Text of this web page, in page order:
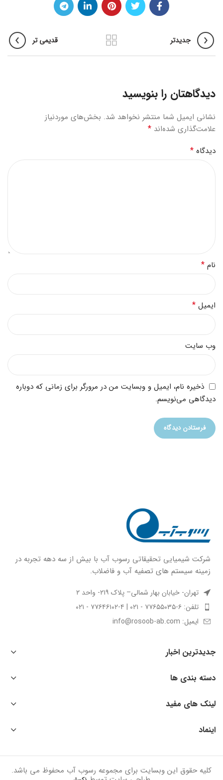
جدیدتر قدیمی تر
دیدگاهتان را بنویسید
نشانی ایمیل شما منتشر نخواهد شد. بخش‌های موردنیاز
علامت‌گذاری شده‌اند *
دیدگاه *
نام *
ایمیل *
وب‌ سایت
ذخیره نام، ایمیل و وبسایت من در مرورگر برای زمانی که دوباره
دیدگاهی می‌نویسم.
شركت شيميايى تحقیقاتی رسوب آب با بيش از سه دهه تجربه در
زمينه سيستم هاى تصفيه آب و فاضلاب.
تهران- خیابان بهار شمالی– پلاک ۲۱۹- واحد ۲
تلفن: ۶-۷۷۶۵۵۰۳۵ - ۰۲۱ | ۴-۷۷۶۴۶۱۰۲ - ۰۲۱
ایمیل: info@rosoob-ab.com
جدیدترین اخبار
دسته بندی ها
لینک های مفید
اینماد
کلیه حقوق این وبسایت برای مجموعه رسوب آب محفوظ می باشد.